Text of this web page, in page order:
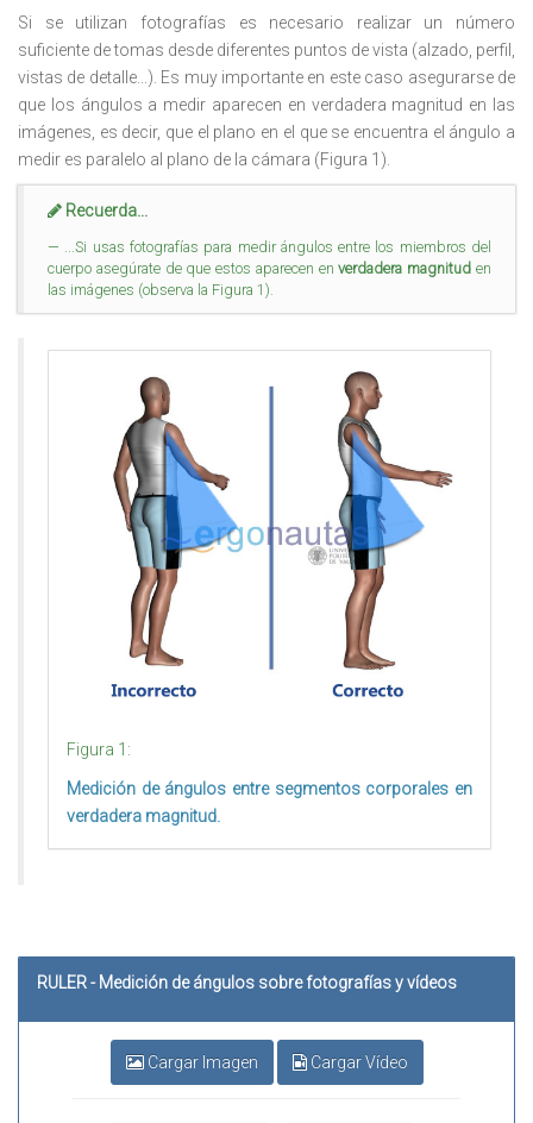
Si se utilizan fotografías es necesario realizar un número
suficiente de tomas desde diferentes puntos de vista (alzado, perfil,
vistas de detalle...). Es muy importante en este caso asegurarse de
que los ángulos a medir aparecen en verdadera magnitud en las
imágenes, es decir, que el plano en el que se encuentra el ángulo a
medir es paralelo al plano de la cámara (Figura 1).
Recuerda...
...Si usas fotografías para medir ángulos entre los miembros del
cuerpo asegúrate de que estos aparecen enverdadera magnitud en
las imágenes (observa la Figura 1).
Figura 1:
Medición de ángulos entre segmentos corporales en
verdadera magnitud.
RULER - Medición de ángulos sobre fotografías y vídeos
Cargar Imagen Cargar Vídeo